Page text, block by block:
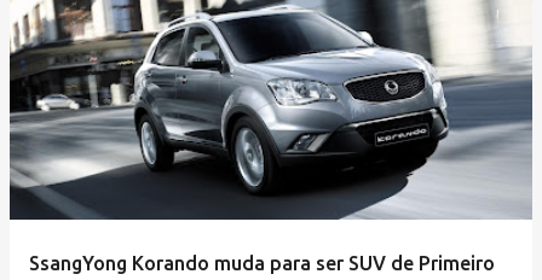
SsangYong Korando muda para ser SUV de Primeiro